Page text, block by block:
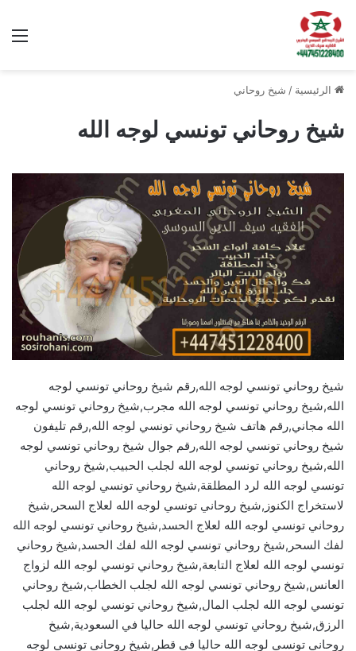
الرئيسية / شيخ روحاني
شيخ روحاني تونسي لوجه الله
شيخ روحاني تونسي لوجه الله,رقم شيخ روحاني تونسي لوجه
الله,شيخ روحاني تونسي لوجه الله مجرب,شيخ روحاني تونسي لوجه
الله مجاني,رقم هاتف شيخ روحاني تونسي لوجه الله,رقم تليفون
شيخ روحاني تونسي لوجه الله,رقم جوال شيخ روحاني تونسي لوجه
الله,شيخ روحاني تونسي لوجه الله لجلب الحبيب,شيخ روحاني
تونسي لوجه الله لرد المطلقة,شيخ روحاني تونسي لوجه الله
لاستخراج الكنوز,شيخ روحاني تونسي لوجه الله لعلاج السحر,شيخ
روحاني تونسي لوجه الله لعلاج الحسد,شيخ روحاني تونسي لوجه الله
لفك السحر,شيخ روحاني تونسي لوجه الله لفك الحسد,شيخ روحاني
تونسي لوجه الله لعلاج التابعة,شيخ روحاني تونسي لوجه الله لزواج
العانس,شيخ روحاني تونسي لوجه الله لجلب الخطاب,شيخ روحاني
تونسي لوجه الله لجلب المال,شيخ روحاني تونسي لوجه الله لجلب
الرزق,شيخ روحاني تونسي لوجه الله حاليا في السعودية,شيخ
روحاني تونسي لوجه الله حاليا في قطر,شيخ روحاني تونسي لوجه